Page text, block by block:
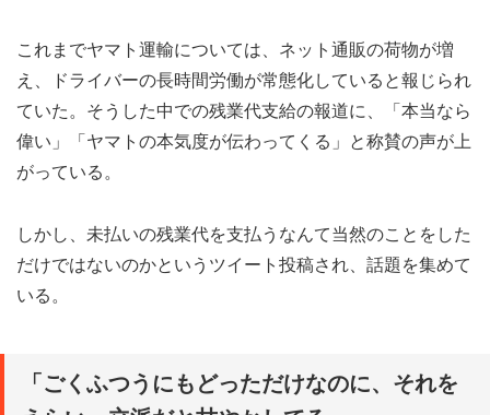
これまでヤマト運輸については、ネット通販の荷物が増
え、ドライバーの長時間労働が常態化していると報じられ
ていた。そうした中での残業代支給の報道に、「本当なら
偉い」「ヤマトの本気度が伝わってくる」と称賛の声が上
がっている。
しかし、未払いの残業代を支払うなんて当然のことをした
だけではないのかというツイート投稿され、話題を集めて
いる。
「ごくふつうにもどっただけなのに、それを